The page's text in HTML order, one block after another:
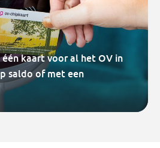
kaart voor al het OV in
saldo of met een